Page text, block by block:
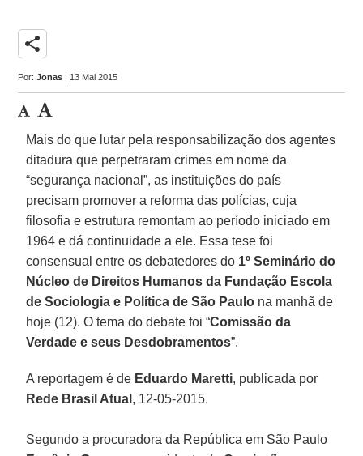
share
Por:Jonas | 13 Mai 2015
Mais do que lutar pela responsabilização dos agentes
ditadura que perpetraram crimes em nome da
“segurança nacional”, as instituições do país
precisam promover a reforma das polícias, cuja
filosofia e estrutura remontam ao período iniciado em
1964 e dá continuidade a ele. Essa tese foi
consensual entre os debatedores do 1º Seminário do
Núcleo de Direitos Humanos da Fundação Escola
de Sociologia e Política de São Paulo na manhã de
hoje (12). O tema do debate foi “Comissão da
Verdade e seus Desdobramentos”.
A reportagem é de Eduardo Maretti, publicada por
Rede Brasil Atual , 12-05-2015.
Segundo a procuradora da República em São Paulo